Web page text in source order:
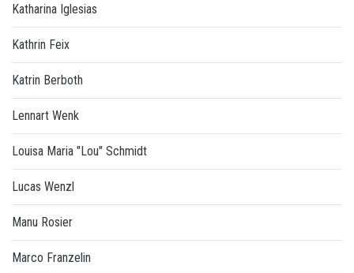
Katharina Iglesias
Kathrin Feix
Katrin Berboth
Lennart Wenk
Louisa Maria "Lou" Schmidt
Lucas Wenzl
Manu Rosier
Marco Franzelin